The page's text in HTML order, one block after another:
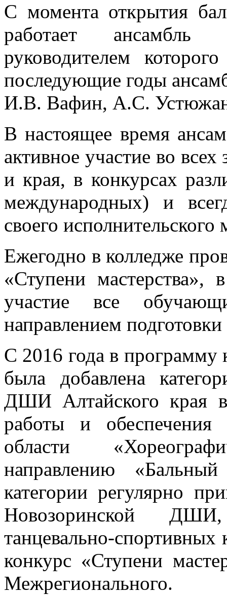
С момента открытия
работает
руководителем
последующие годы
И.В. Вафин, А.С.
В настоящее время
активное участие во
и края, в конкурсах
международных) и
своего исполнительского
Ежегодно в колледже
«Ступени мастерства»,
участие все
направлением
С 2016 года в программу
была добавлена
ДШИ Алтайского края
работы и обеспечения
области
направлению
категории регулярно
Новозоринской
танцевально-спортивных
конкурс «Ступени
Межрегионального.